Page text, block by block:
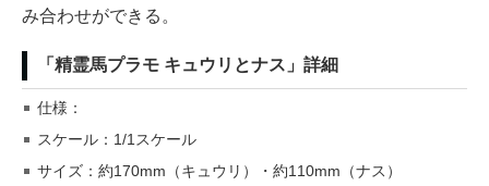
み合わせができる。
「精霊馬プラモ キュウリとナス」詳細
仕様：
スケール：1/1スケール
サイズ：約170mm（キュウリ）・約110mm（ナス）